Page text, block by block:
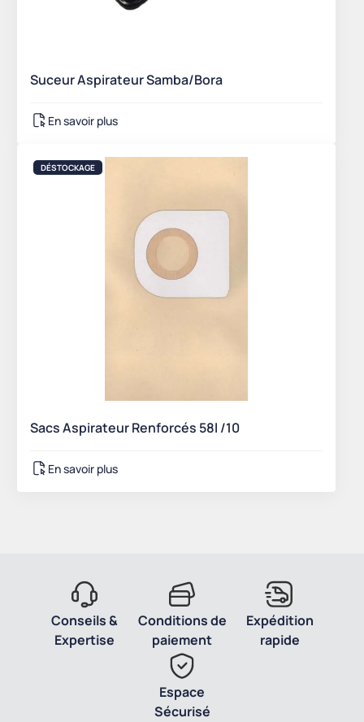
Suceur Aspirateur Samba/Bora
En savoir plus
DÉSTOCKAGE
Sacs Aspirateur Renforcés 58l /10
En savoir plus
Conseils &
Expertise
Conditions de
paiement
Expédition
rapide
Espace
Sécurisé